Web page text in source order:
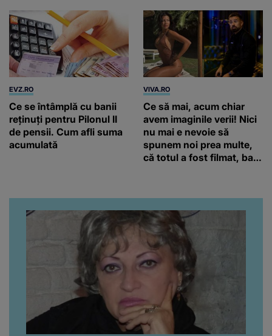
EVZ.RO
Ce se întâmplă cu banii
reținuți pentru Pilonul II
de pensii. Cum afli suma
acumulată
VIVA.RO
Ce să mai, acum chiar
avem imaginile verii! Nici
nu mai e nevoie să
spunem noi prea multe,
că totul a fost filmat, ba
da, frumoasa iubită a lui
Florin Ristei e...